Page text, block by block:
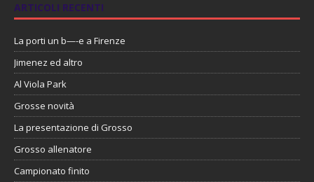
ARTICOLI RECENTI
La porti un b—-e a Firenze
Jimenez ed altro
Al Viola Park
Grosse novità
La presentazione di Grosso
Grosso allenatore
Campionato finito